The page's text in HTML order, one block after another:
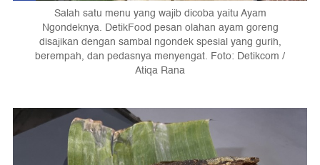
Salah satu menu yang wajib dicoba yaitu Ayam
Ngondeknya. DetikFood pesan olahan ayam goreng
disajikan dengan sambal ngondek spesial yang gurih,
berempah, dan pedasnya menyengat. Foto: Detikcom /
Atiqa Rana